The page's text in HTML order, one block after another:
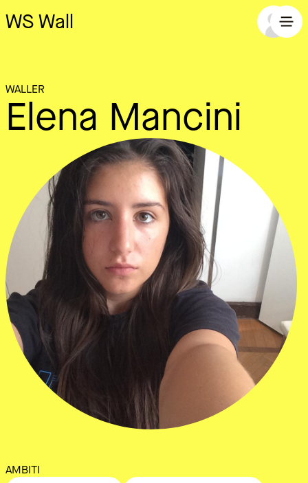
WS Wall
WALLER
Elena Mancini
AMBITI